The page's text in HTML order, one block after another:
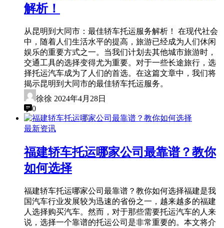
解析！
从昆明到大同市：最佳轿车托运服务解析！ 在现代社会
中，随着人们生活水平的提高，旅游已经成为人们休闲
娱乐的重要方式之一。当我们计划去其他城市旅游时，
交通工具的选择变得尤为重要。对于一些长途旅行，选
择托运汽车成为了人们的首选。在这篇文章中，我们将
揭示昆明到大同市的最佳轿车托运服务。
徐徐 2024年4月28日
0
最新资讯
福建轿车托运哪家公司最靠谱？教你
如何选择
福建轿车托运哪家公司最靠谱？教你如何选择福建是我
国汽车行业发展较为迅速的省份之一，越来越多的福建
人选择购买汽车。然而，对于那些需要托运汽车的人来
说，选择一个靠谱的托运公司是非常重要的。本文将介